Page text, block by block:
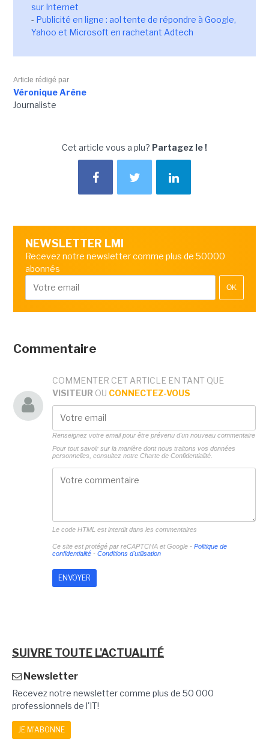
sur Internet
- Publicité en ligne : aol tente de répondre à Google,
Yahoo et Microsoft en rachetant Adtech
Article rédigé par
Véronique Arène
Journaliste
Cet article vous a plu? Partagez le !
NEWSLETTER LMI
Recevez notre newsletter comme plus de 50000
abonnés
OK
Commentaire
COMMENTER CET ARTICLE EN TANT QUE
VISITEUR OU CONNECTEZ-VOUS
Renseignez votre email pour être prévenu d'un nouveau commentaire
Pour tout savoir sur la manière dont nous traitons vos données
personnelles, consultez notre Charte de Confidentialité.
Le code HTML est interdit dans les commentaires
Ce site est protégé par reCAPTCHA et Google - Politique de
confidentialité- Conditions d'utilisation
SUIVRE TOUTE L'ACTUALITÉ
Newsletter
Recevez notre newsletter comme plus de 50 000
professionnels de l'IT!
JE M'ABONNE